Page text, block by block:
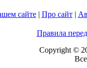
сайте| Про сайт|
Правила
Copyright ©